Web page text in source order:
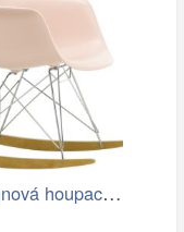
Vitra designová houpací křesla RAR